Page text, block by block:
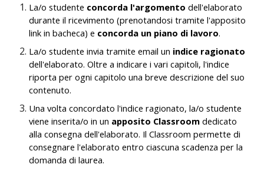
La/o studente concorda l'argomento dell'elaborato
durante il ricevimento (prenotandosi tramite l'apposito
link in bacheca) e concorda un piano di lavoro.
La/o studente invia tramite email un indice ragionato
dell'elaborato. Oltre a indicare i vari capitoli, l'indice
riporta per ogni capitolo una breve descrizione del suo
contenuto.
Una volta concordato l'indice ragionato, la/o studente
viene inserita/o in un apposito Classroom dedicato
alla consegna dell'elaborato. Il Classroom permette di
consegnare l'elaborato entro ciascuna scadenza per la
domanda di laurea.